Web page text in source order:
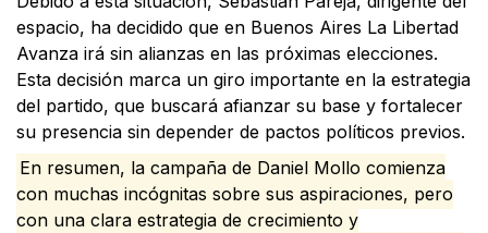
espacio, ha decidido que en Buenos Aires La Libertad
Avanza irá sin alianzas en las próximas elecciones.
Esta decisión marca un giro importante en la estrategia
del partido, que buscará afianzar su base y fortalecer
su presencia sin depender de pactos políticos previos.
En resumen, la campaña de Daniel Mollo comienza
con muchas incógnitas sobre sus aspiraciones, pero
con una clara estrategia de crecimiento y